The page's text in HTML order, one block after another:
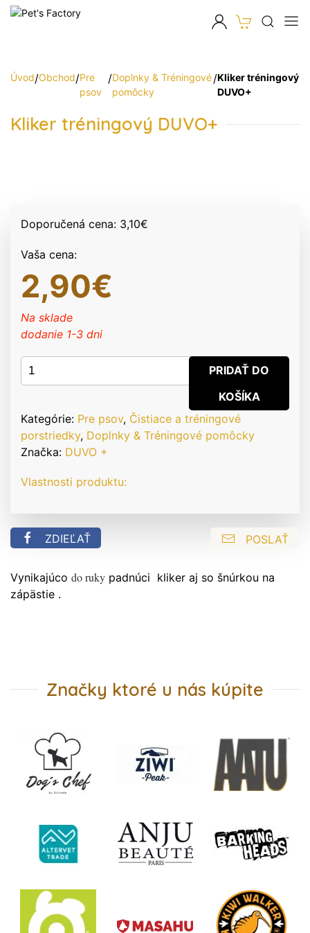
Úvod/Obchod/Pre
psov
/Doplnky & Tréningové
pomôcky
/Kliker tréningový
DUVO+
Kliker tréningový DUVO+
Doporučená cena: 3,10€
Vaša cena:
2,90€
Na sklade
dodanie 1-3 dni
množstvo
Kliker
DUVO+
PRIDAŤ DO
KOŠÍKA
Kategórie: Pre psov, Čistiace a tréningové
porstriedky, Doplnky & Tréningové pomôcky
Značka: DUVO +
Vlastnosti produktu:
ZDIEĽAŤ POSLAŤ
Vynikajúco do ruky padnúci kliker aj so šnúrkou na
zápästie .
Značky ktoré u nás kúpite